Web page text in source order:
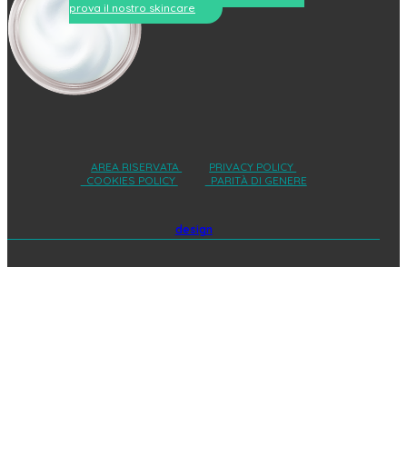
prova il nostro skincare
AREA RISERVATA
PRIVACY POLICY
COOKIES POLICY
PARITÀ DI GENERE
design